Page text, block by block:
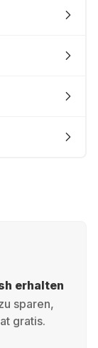
erhalten
sparen,
gratis.